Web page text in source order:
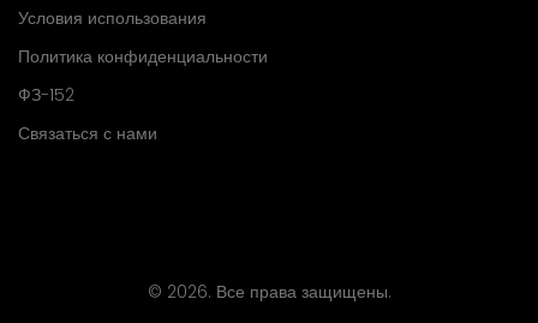
Условия использования
Политика конфиденциальности
ФЗ-152
Связаться с нами
© 2026. Все права защищены.